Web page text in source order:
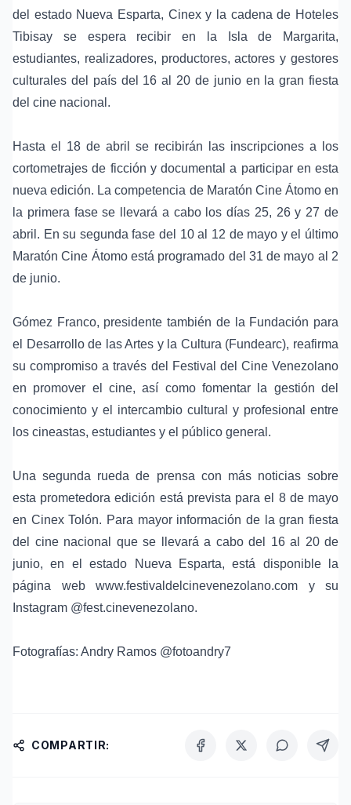
del estado Nueva Esparta, Cinex y la cadena de Hoteles
Tibisay se espera recibir en la Isla de Margarita,
estudiantes, realizadores, productores, actores y gestores
culturales del país del 16 al 20 de junio en la gran fiesta
del cine nacional.
Hasta el 18 de abril se recibirán las inscripciones a los
cortometrajes de ficción y documental a participar en esta
nueva edición. La competencia de Maratón Cine Átomo en
la primera fase se llevará a cabo los días 25, 26 y 27 de
abril. En su segunda fase del 10 al 12 de mayo y el último
Maratón Cine Átomo está programado del 31 de mayo al 2
de junio.
Gómez Franco, presidente también de la Fundación para
el Desarrollo de las Artes y la Cultura (Fundearc), reafirma
su compromiso a través del Festival del Cine Venezolano
en promover el cine, así como fomentar la gestión del
conocimiento y el intercambio cultural y profesional entre
los cineastas, estudiantes y el público general.
Una segunda rueda de prensa con más noticias sobre
esta prometedora edición está prevista para el 8 de mayo
en Cinex Tolón. Para mayor información de la gran fiesta
del cine nacional que se llevará a cabo del 16 al 20 de
junio, en el estado Nueva Esparta, está disponible la
página web www.festivaldelcinevenezolano.com y su
Instagram @fest.cinevenezolano.
Fotografías: Andry Ramos @fotoandry7
COMPARTIR: